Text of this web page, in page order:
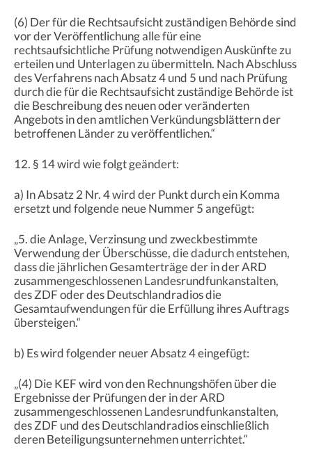
(6) Der für die Rechtsaufsicht zuständigen Behörde sind
vor der Veröffentlichung alle für eine
rechtsaufsichtliche Prüfung notwendigen Auskünfte zu
erteilen und Unterlagen zu übermitteln. Nach Abschluss
des Verfahrens nach Absatz 4 und 5 und nach Prüfung
durch die für die Rechtsaufsicht zuständige Behörde ist
die Beschreibung des neuen oder veränderten
Angebots in den amtlichen Verkündungsblättern der
betroffenen Länder zu veröffentlichen.“
12. § 14 wird wie folgt geändert:
a) In Absatz 2 Nr. 4 wird der Punkt durch ein Komma
ersetzt und folgende neue Nummer 5 angefügt:
„5. die Anlage, Verzinsung und zweckbestimmte
Verwendung der Überschüsse, die dadurch entstehen,
dass die jährlichen Gesamterträge der in der ARD
zusammengeschlossenen Landesrundfunkanstalten,
des ZDF oder des Deutschlandradios die
Gesamtaufwendungen für die Erfüllung ihres Auftrags
übersteigen.“
b) Es wird folgender neuer Absatz 4 eingefügt:
„(4) Die KEF wird von den Rechnungshöfen über die
Ergebnisse der Prüfungen der in der ARD
zusammengeschlossenen Landesrundfunkanstalten,
des ZDF und des Deutschlandradios einschließlich
deren Beteiligungsunternehmen unterrichtet.“